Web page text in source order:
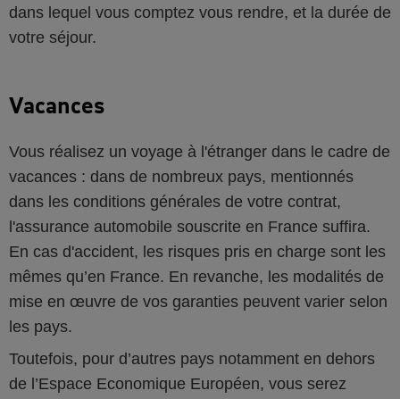
dans lequel vous comptez vous rendre, et la durée de
votre séjour.
Vacances
Vous réalisez un voyage à l'étranger dans le cadre de
vacances : dans de nombreux pays, mentionnés
dans les conditions générales de votre contrat,
l'assurance automobile souscrite en France suffira.
En cas d'accident, les risques pris en charge sont les
mêmes qu’en France. En revanche, les modalités de
mise en œuvre de vos garanties peuvent varier selon
les pays.
Toutefois, pour d’autres pays notamment en dehors
de l’Espace Economique Européen, vous serez